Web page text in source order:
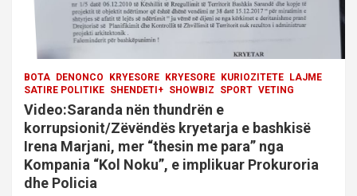
BOTA DENONCO KRYESORE KRYESORE KURIOZITETE
LAJME
SATIRE POLITIKE SHENDETI+ SHOWBIZ SPORT VETING
Video:Saranda nën thundrën e
korrupsionit/Zëvëndës kryetarja e bashkisë
Irena Marjani, mer “thesin me para” nga
Kompania “Kol Noku”, e implikuar Prokuroria
dhe Policia